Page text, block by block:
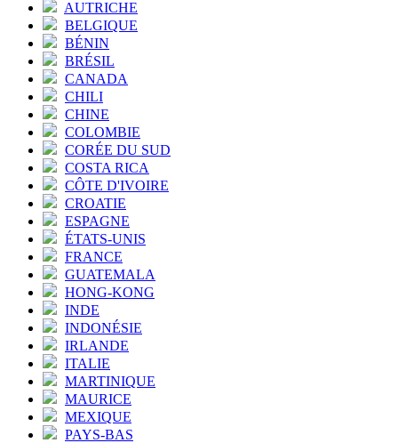
AUTRICHE
BELGIQUE
BÉNIN
BRÉSIL
CANADA
CHILI
CHINE
COLOMBIE
CORÉE DU SUD
COSTA RICA
CÔTE D'IVOIRE
CROATIE
ESPAGNE
ÉTATS-UNIS
FRANCE
GUATEMALA
HONG-KONG
INDE
INDONÉSIE
IRLANDE
ITALIE
MARTINIQUE
MAURICE
MEXIQUE
PAYS-BAS